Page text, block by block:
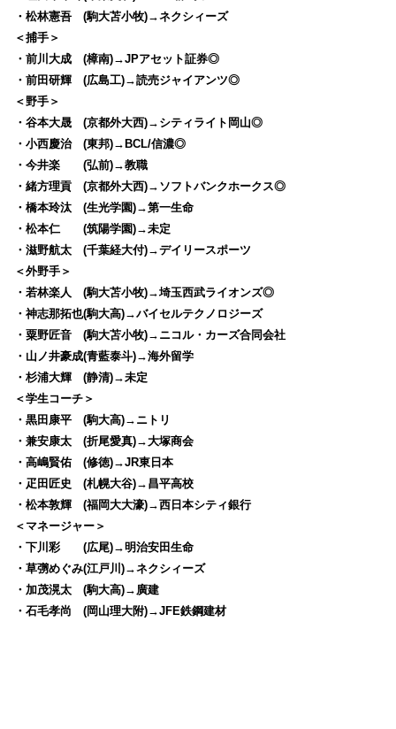
・松林憲吾 (駒大苫小牧)→ネクシィーズ
＜捕手＞
・前川大成 (樟南)→JPアセット証券◎
・前田研輝 (広島工)→読売ジャイアンツ◎
＜野手＞
・谷本大晟 (京都外大西)→シティライト岡山◎
・小西慶治 (東邦)→BCL/信濃◎
・今井楽 (弘前)→教職
・緒方理貢 (京都外大西)→ソフトバンクホークス◎
・橋本玲汰 (生光学園)→第一生命
・松本仁 (筑陽学園)→未定
・滋野航太 (千葉経大付)→デイリースポーツ
＜外野手＞
・若林楽人 (駒大苫小牧)→埼玉西武ライオンズ◎
・神志那拓也(駒大高)→バイセルテクノロジーズ
・粟野匠音 (駒大苫小牧)→ニコル・カーズ合同会社
・山ノ井豪成(青藍泰斗)→海外留学
・杉浦大輝 (静清)→未定
＜学生コーチ＞
・黒田康平 (駒大高)→ニトリ
・兼安康太 (折尾愛真)→大塚商会
・高嶋賢佑 (修徳)→JR東日本
・疋田匠史 (札幌大谷)→昌平高校
・松本敦輝 (福岡大大濠)→西日本シティ銀行
＜マネージャー＞
・下川彩 (広尾)→明治安田生命
・草彅めぐみ(江戸川)→ネクシィーズ
・加茂滉太 (駒大高)→廣建
・石毛孝尚 (岡山理大附)→JFE鉄鋼建材